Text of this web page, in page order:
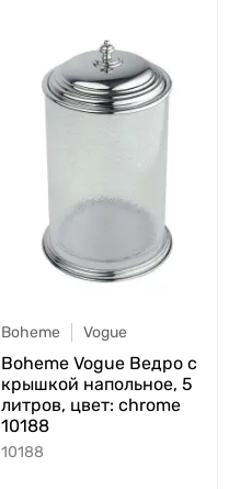
Boheme Vogue
Boheme Vogue Ведро с
крышкой напольное, 5
литров, цвет: chrome
10188
10188